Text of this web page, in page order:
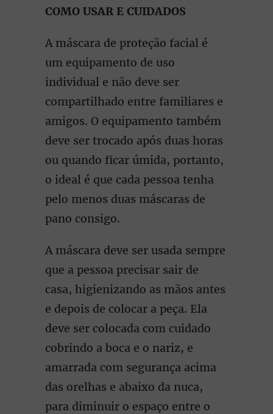
COMO USAR E CUIDADOS
A máscara de proteção facial é
um equipamento de uso
individual e não deve ser
compartilhado entre familiares e
amigos. O equipamento também
deve ser trocado após duas horas
ou quando ficar úmida, portanto,
o ideal é que cada pessoa tenha
pelo menos duas máscaras de
pano consigo.
A máscara deve ser usada sempre
que a pessoa precisar sair de
casa, higienizando as mãos antes
e depois de colocar a peça. Ela
deve ser colocada com cuidado
cobrindo a boca e o nariz, e
amarrada com segurança acima
das orelhas e abaixo da nuca,
para diminuir o espaço entre o